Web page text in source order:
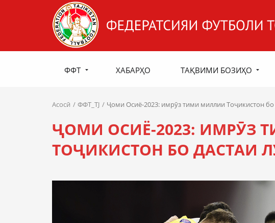
ФФТ ХАБАРҲО ТАҚВИМИ БОЗИҲО
Асосӣ ФФТ_TJ Ҷоми Осиё-2023: имрӯз тими миллии Тоҷикистон
ҶОМИ ОСИЁ-2023: ИМРӮЗ
ТОҶИКИСТОН БО ДАСТАИ